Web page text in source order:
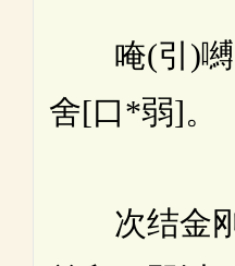
唵(引)嚩
舍[口*弱]。
次结金刚